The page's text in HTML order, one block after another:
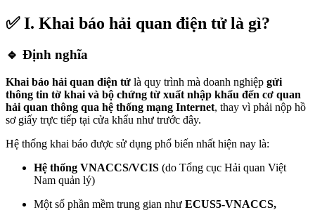
✅ I. Khai báo hải quan điện tử là gì?
🔹 Định nghĩa
Khai báo hải quan điện tử là quy trình mà doanh nghiệp gửi
thông tin tờ khai và bộ chứng từ xuất nhập khẩu đến cơ quan
hải quan thông qua hệ thống mạng Internet, thay vì phải nộp hồ
sơ giấy trực tiếp tại cửa khẩu như trước đây.
Hệ thống khai báo được sử dụng phổ biến nhất hiện nay là:
Hệ thống VNACCS/VCIS (do Tổng cục Hải quan Việt
Nam quản lý)
Một số phần mềm trung gian như ECUS5-VNACCS,